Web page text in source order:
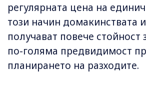
регулярната цена на
този начин домакинствата
получават повече стойност
по-голяма предвидимост
планирането на разходите.